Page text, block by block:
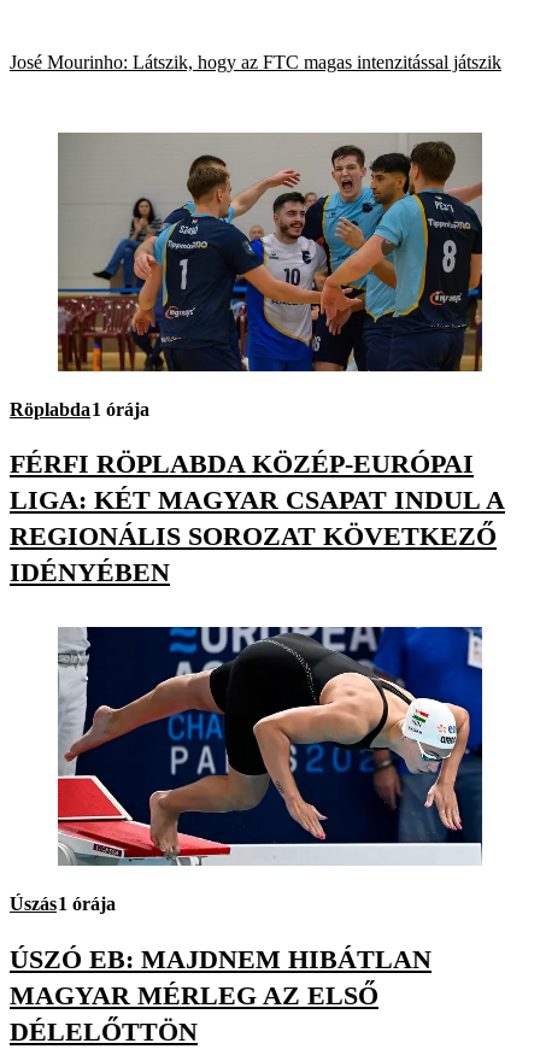
José Mourinho: Látszik, hogy az FTC magas intenzitással játszik
Röplabda1 órája
FÉRFI RÖPLABDA KÖZÉP-EURÓPAI
LIGA: KÉT MAGYAR CSAPAT INDUL A
REGIONÁLIS SOROZAT KÖVETKEZŐ
IDÉNYÉBEN
Úszás1 órája
ÚSZÓ EB: MAJDNEM HIBÁTLAN
MAGYAR MÉRLEG AZ ELSŐ
DÉLELŐTTÖN